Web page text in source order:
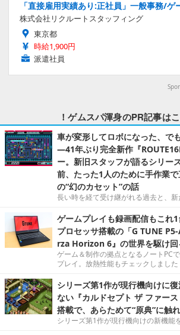
「直接雇用実績あり:正社員」一般事務/ゲ
株式会社リクルートスタッフィング
東京都
時給1,900円
派遣社員
！ゲムスパ渾身のPR記事はこ
車が変形してロボになった、で
―41年ぶり完全新作『
ー。新旧スタッフが語るシリー
前、たった1人のために手作業
の“幻のカセット”の話
長い時を経て受け継がれる過去と、新
ゲームプレイも録画配信もこ
プロセッサ搭載の「G TUNE
rza Horizon 6』の世界を駆け回
ゲーム＆制作の拠点となるノートPC
プレイ。放熱性能もチェックしました
シリーズ第1作が現行機向けに
ない『カルドセプト ザ ファー
搭載で、あらためて“原典”に触
シリーズ第1作が現行機向けの新機能